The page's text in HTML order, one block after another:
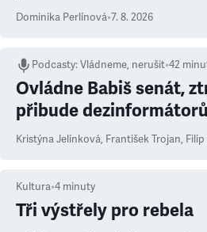
Dominika Perlínová•7. 8. 2026
Podcasty:Vládneme, nerušit•42
Ovládne Babiš senát,
přibude
Kristýna Jelínková, František Trojan,
Kultura•4 minuty
Tři výstřely pro rebela